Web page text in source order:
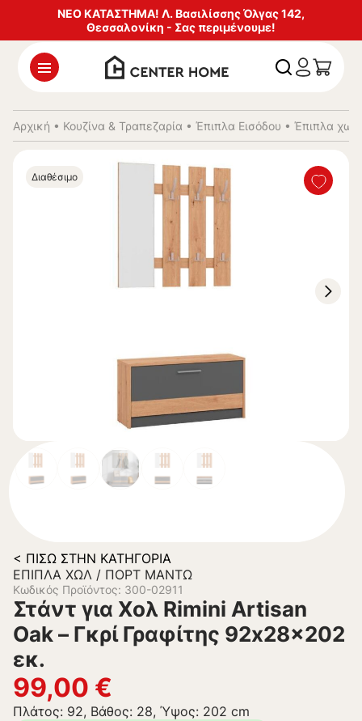
ΝΕΟ ΚΑΤΑΣΤΗΜΑ! Λ. Βασιλίσσης Όλγας 142,
Θεσσαλονίκη - Σας περιμένουμε!
Αρχική • Κουζίνα & Τραπεζαρία • Έπιπλα Εισόδου • Έπιπλα
Διαθέσιμο
< ΠΊΣΩ ΣΤΗΝ ΚΑΤΗΓΟΡΊΑ
ΈΠΙΠΛΑ ΧΩΛ / ΠΟΡΤ ΜΑΝΤΏ
Κωδικός Προϊόντος: 300-02911
Στάντ για Χολ Rimini Artisan
Oak – Γκρί Γραφίτης 92x28x202
εκ.
99,00 €
Πλάτος: 92, Βάθος: 28, Ύψος: 202 cm